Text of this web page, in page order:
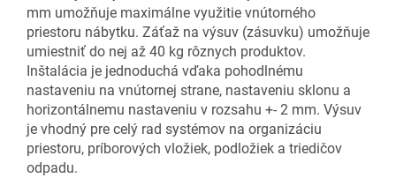
mm umožňuje maximálne využitie vnútorného
priestoru nábytku. Záťaž na výsuv (zásuvku) umožňuje
umiestniť do nej až 40 kg rôznych produktov.
Inštalácia je jednoduchá vďaka pohodlnému
nastaveniu na vnútornej strane, nastaveniu sklonu a
horizontálnemu nastaveniu v rozsahu +- 2 mm. Výsuv
je vhodný pre celý rad systémov na organizáciu
priestoru, príborových vložiek, podložiek a triedičov
odpadu.